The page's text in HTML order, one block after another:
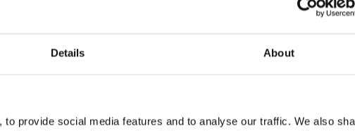
Details About
provide social media features and to analyse our traffic. We also
通过基于事实的电梯正常运行时间、异常情况和人